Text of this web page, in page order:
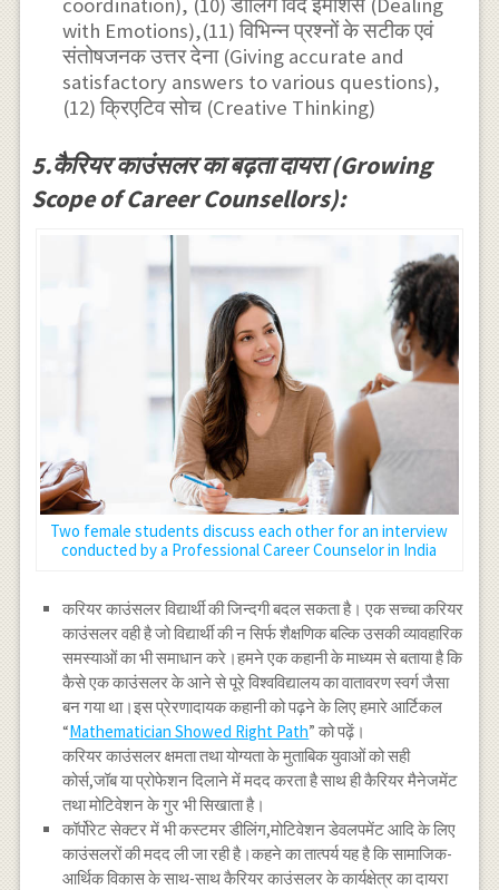
coordination), (10) डीलिंग विद इमोशंस (Dealing
with Emotions),(11) विभिन्न प्रश्नों के सटीक एवं
संतोषजनक उत्तर देना (Giving accurate and
satisfactory answers to various questions),
(12) क्रिएटिव सोच (Creative Thinking)
5.कैरियर काउंसलर का बढ़ता दायरा (Growing
Scope of Career Counsellors):
Two female students discuss each other for an interview
conducted by a Professional Career Counselor in India
करियर काउंसलर विद्यार्थी की जिन्दगी बदल सकता है। एक सच्चा करियर
काउंसलर वही है जो विद्यार्थी की न सिर्फ शैक्षणिक बल्कि उसकी व्यावहारिक
समस्याओं का भी समाधान करे।हमने एक कहानी के माध्यम से बताया है कि
कैसे एक काउंसलर के आने से पूरे विश्वविद्यालय का वातावरण स्वर्ग जैसा
बन गया था।इस प्रेरणादायक कहानी को पढ़ने के लिए हमारे आर्टिकल
“Mathematician Showed Right Path” को पढ़ें।
करियर काउंसलर क्षमता तथा योग्यता के मुताबिक युवाओं को सही
कोर्स,जॉब या प्रोफेशन दिलाने में मदद करता है साथ ही कैरियर मैनेजमेंट
तथा मोटिवेशन के गुर भी सिखाता है।
कॉर्पोरेट सेक्टर में भी कस्टमर डीलिंग,मोटिवेशन डेवलपमेंट आदि के लिए
काउंसलरों की मदद ली जा रही है।कहने का तात्पर्य यह है कि सामाजिक-
आर्थिक विकास के साथ-साथ कैरियर काउंसलर के कार्यक्षेत्र का दायरा